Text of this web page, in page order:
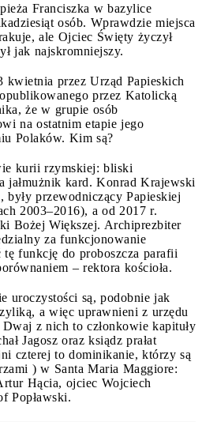
Franciszka w bazylice
osób. Wprawdzie miejsca
ale Ojciec Święty życzył
jak najskromniejszy.
kwietnia przez Urząd Papieskich
przez Katolicką
że w grupie osób
na ostatnim etapie jego
Polaków. Kim są?
kurii rzymskiej: bliski
jałmużnik kard. Konrad Krajewski
były przewodniczący Papieskiej
2003–2016), a od 2017 r.
Bożej Większej. Archiprezbiter
za funkcjonowanie
funkcję do proboszcza parafii
– rektora kościoła.
uroczystości są, podobnie jak
a więc uprawnieni z urzędu
z nich to członkowie kapituły
Jagosz oraz ksiądz prałat
czterej to dominikanie, którzy są
) w Santa Maria Maggiore:
Hącia, ojciec Wojciech
Popławski.